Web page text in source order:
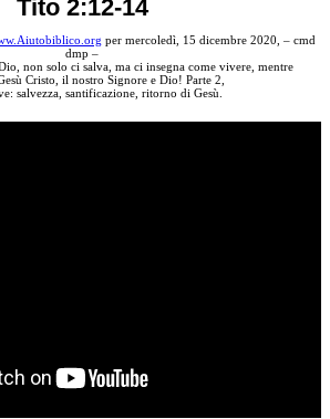
Tito 2:12-14
per mercoledì, 15 dicembre 2020, – cmd
dmp –
non solo ci salva, ma ci insegna come vivere, mentre
Cristo, il nostro Signore e Dio! Parte 2,
salvezza, santificazione, ritorno di Gesù.